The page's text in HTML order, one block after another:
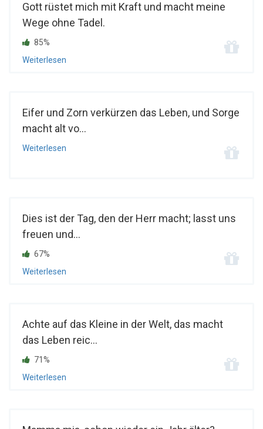
Gott rüstet mich mit Kraft und macht meine
Wege ohne Tadel.
85%
Weiterlesen
Eifer und Zorn verkürzen das Leben, und Sorge
macht alt vo...
Weiterlesen
Dies ist der Tag, den der Herr macht; lasst uns
freuen und...
67%
Weiterlesen
Achte auf das Kleine in der Welt, das macht
das Leben reic...
71%
Weiterlesen